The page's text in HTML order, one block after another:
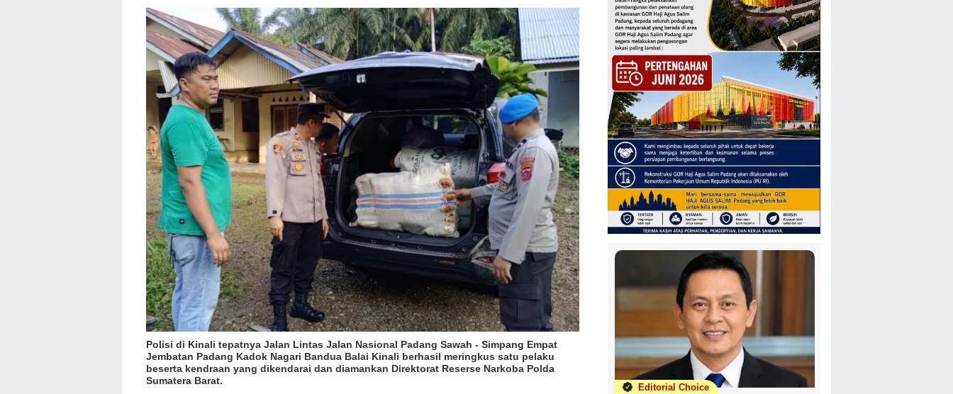
Polisi di Kinali tepatnya Jalan Lintas Jalan Nasional Padang Sawah - Simpang Empat
Jembatan Padang Kadok Nagari Bandua Balai Kinali berhasil meringkus satu pelaku
beserta kendraan yang dikendarai dan diamankan Direktorat Reserse Narkoba Polda
Sumatera Barat.
Editorial Choice